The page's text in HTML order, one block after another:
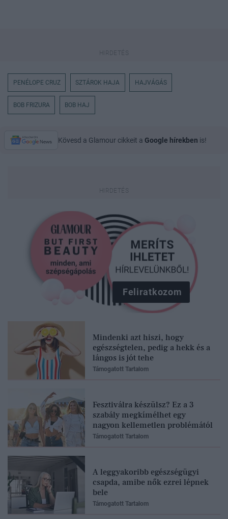
PENÉLOPE CRUZ SZTÁROK HAJA HAJVÁGÁS
BOB FRIZURA BOB HAJ
Kövesd a Glamour cikkeit a Google hírekben is!
Feliratkozom
Mindenki azt hiszi, hogy
egészségtelen, pedig a hekk és a
lángos is jót tehe
Támogatott Tartalom
Fesztiválra készülsz? Ez a 3
szabály megkímélhet egy
nagyon kellemetlen problémától
Támogatott Tartalom
A leggyakoribb egészségügyi
csapda, amibe nők ezrei lépnek
bele
Támogatott Tartalom